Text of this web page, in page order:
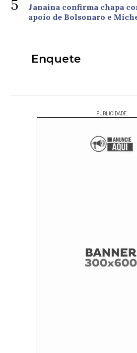
5
Janaina confirma chapa
apoio de Bolsonaro e
Enquete
PUBLICIDADE